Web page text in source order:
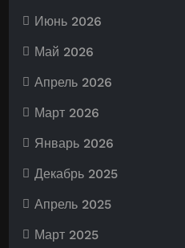
Июнь 2026
Май 2026
Апрель 2026
Март 2026
Январь 2026
Декабрь 2025
Апрель 2025
Март 2025